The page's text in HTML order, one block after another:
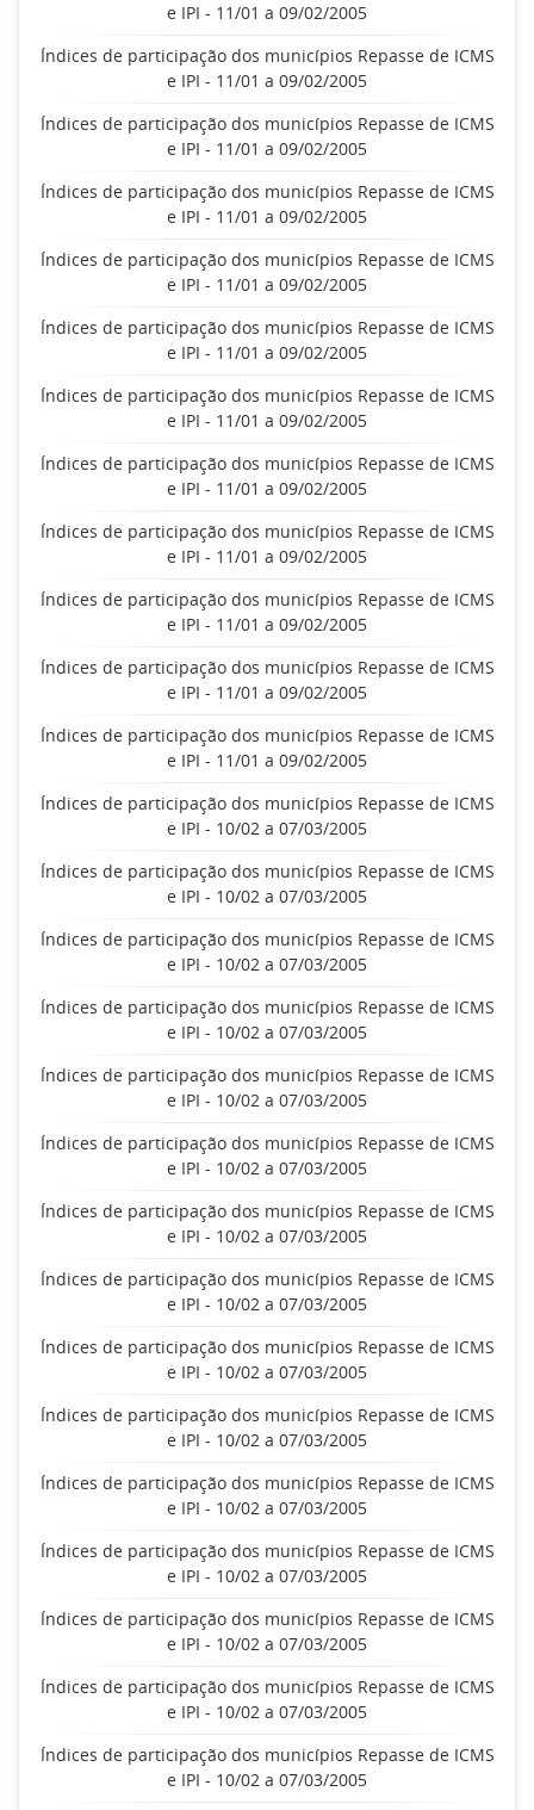
e IPI - 11/01 a 09/02/2005
Índices de participação dos municípios Repasse de ICMS
e IPI - 11/01 a 09/02/2005
Índices de participação dos municípios Repasse de ICMS
e IPI - 11/01 a 09/02/2005
Índices de participação dos municípios Repasse de ICMS
e IPI - 11/01 a 09/02/2005
Índices de participação dos municípios Repasse de ICMS
e IPI - 11/01 a 09/02/2005
Índices de participação dos municípios Repasse de ICMS
e IPI - 11/01 a 09/02/2005
Índices de participação dos municípios Repasse de ICMS
e IPI - 11/01 a 09/02/2005
Índices de participação dos municípios Repasse de ICMS
e IPI - 11/01 a 09/02/2005
Índices de participação dos municípios Repasse de ICMS
e IPI - 11/01 a 09/02/2005
Índices de participação dos municípios Repasse de ICMS
e IPI - 11/01 a 09/02/2005
Índices de participação dos municípios Repasse de ICMS
e IPI - 11/01 a 09/02/2005
Índices de participação dos municípios Repasse de ICMS
e IPI - 11/01 a 09/02/2005
Índices de participação dos municípios Repasse de ICMS
e IPI - 10/02 a 07/03/2005
Índices de participação dos municípios Repasse de ICMS
e IPI - 10/02 a 07/03/2005
Índices de participação dos municípios Repasse de ICMS
e IPI - 10/02 a 07/03/2005
Índices de participação dos municípios Repasse de ICMS
e IPI - 10/02 a 07/03/2005
Índices de participação dos municípios Repasse de ICMS
e IPI - 10/02 a 07/03/2005
Índices de participação dos municípios Repasse de ICMS
e IPI - 10/02 a 07/03/2005
Índices de participação dos municípios Repasse de ICMS
e IPI - 10/02 a 07/03/2005
Índices de participação dos municípios Repasse de ICMS
e IPI - 10/02 a 07/03/2005
Índices de participação dos municípios Repasse de ICMS
e IPI - 10/02 a 07/03/2005
Índices de participação dos municípios Repasse de ICMS
e IPI - 10/02 a 07/03/2005
Índices de participação dos municípios Repasse de ICMS
e IPI - 10/02 a 07/03/2005
Índices de participação dos municípios Repasse de ICMS
e IPI - 10/02 a 07/03/2005
Índices de participação dos municípios Repasse de ICMS
e IPI - 10/02 a 07/03/2005
Índices de participação dos municípios Repasse de ICMS
e IPI - 10/02 a 07/03/2005
Índices de participação dos municípios Repasse de ICMS
e IPI - 10/02 a 07/03/2005